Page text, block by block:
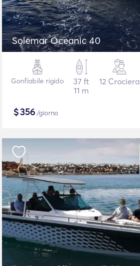
Solemar Oceanic 40
Gonfiabile rigido
37 ft
11 m
12 Crociera
$356/giorno